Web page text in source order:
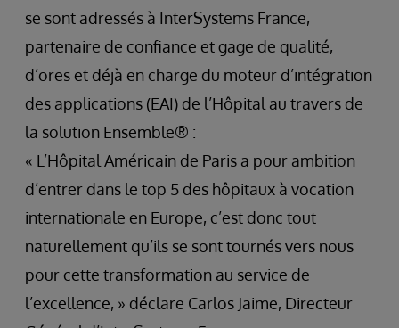
se sont adressés à InterSystems France,
partenaire de confiance et gage de qualité,
d’ores et déjà en charge du moteur d’intégration
des applications (EAI) de l’Hôpital au travers de
la solution Ensemble® :
« L’Hôpital Américain de Paris a pour ambition
d’entrer dans le top 5 des hôpitaux à vocation
internationale en Europe, c’est donc tout
naturellement qu’ils se sont tournés vers nous
pour cette transformation au service de
l’excellence, » déclare Carlos Jaime, Directeur